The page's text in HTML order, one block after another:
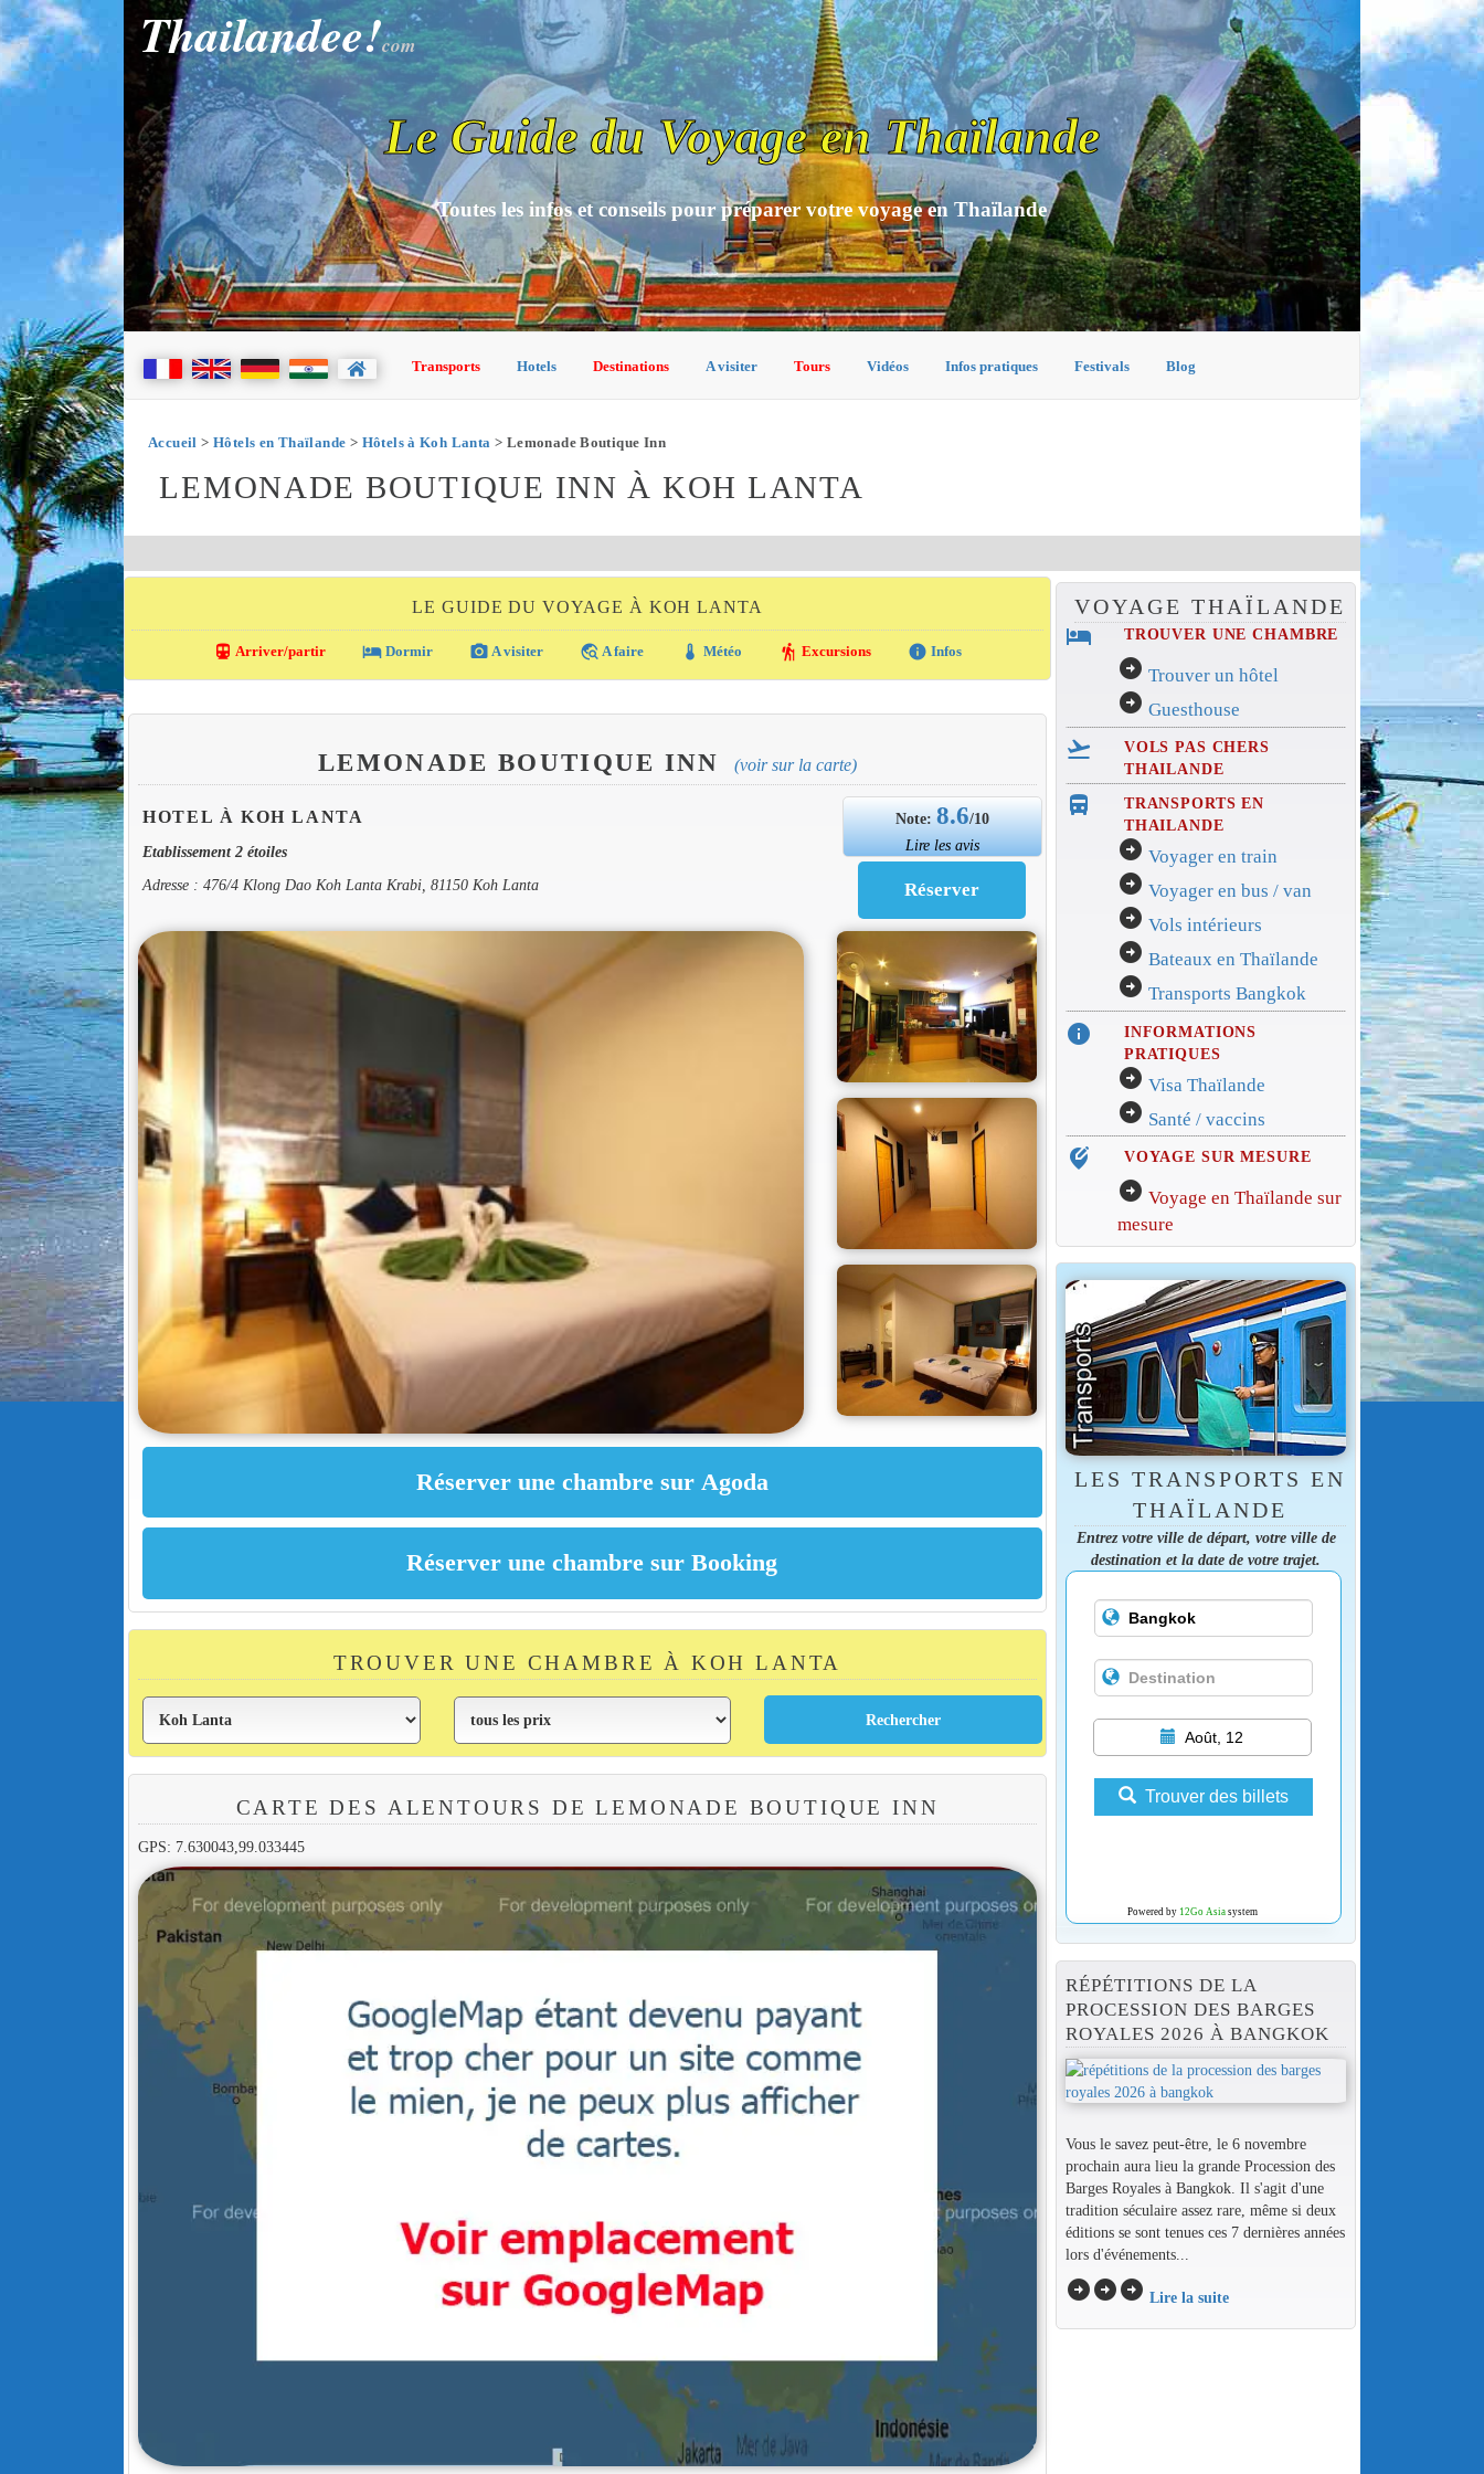
Thailandee!com
Le Guide du Voyage en Thaïlande
Toutes les infos et conseils pour préparer votre voyage en Thaïlande
Transports Hotels Destinations A visiter Tours Vidéos Infos pratiques Festivals Blog
Accueil > Hôtels en Thaïlande > Hôtels à Koh Lanta > Lemonade Boutique Inn
LEMONADE BOUTIQUE INN À KOH LANTA
LE GUIDE DU VOYAGE À KOH LANTA
directions_transit Arriver/partir local_hotel Dormir photo_camera A visiter travel_explore A faire thermostat Météo hiking Excursions info Infos
LEMONADE BOUTIQUE INN (voir sur la carte)
HOTEL À KOH LANTA
Etablissement 2 étoiles
Adresse : 476/4 Klong Dao Koh Lanta Krabi, 81150 Koh Lanta
Note:8.6/10
Lire les avis
TROUVER UNE CHAMBRE À KOH LANTA
CARTE DES ALENTOURS DE LEMONADE BOUTIQUE INN
GPS: 7.630043,99.033445
VOYAGE THAÏLANDE
hotel TROUVER UNE CHAMBRE
arrow_circle_right Trouver un hôtel
arrow_circle_right Guesthouse
flight_takeoff
VOLS PAS CHERS
THAILANDE
directions_bus_filled
TRANSPORTS EN
THAILANDE
arrow_circle_right Voyager en train
arrow_circle_right Voyager en bus / van
arrow_circle_right Vols intérieurs
arrow_circle_right Bateaux en Thaïlande
arrow_circle_right Transports Bangkok
info
INFORMATIONS
PRATIQUES
arrow_circle_right Visa Thaïlande
arrow_circle_right Santé / vaccins
edit_location_alt VOYAGE SUR MESURE
arrow_circle_right Voyage en Thaïlande sur
mesure
LES TRANSPORTS EN
THAÏLANDE
Entrez votre ville de départ, votre ville de
destination et la date de votre trajet.
Août, 12
Trouver des billets
Powered by 12Go Asiasystem
RÉPÉTITIONS DE LA
PROCESSION DES BARGES
ROYALES 2026 À BANGKOK
Vous le savez peut-être, le 6 novembre
prochain aura lieu la grande Procession des
Barges Royales à Bangkok. Il s'agit d'une
tradition séculaire assez rare, même si deux
éditions se sont tenues ces 7 dernières années
lors d'événements...
arrow_circle_rightarrow_circle_rightarrow_circle_right Lire la suite